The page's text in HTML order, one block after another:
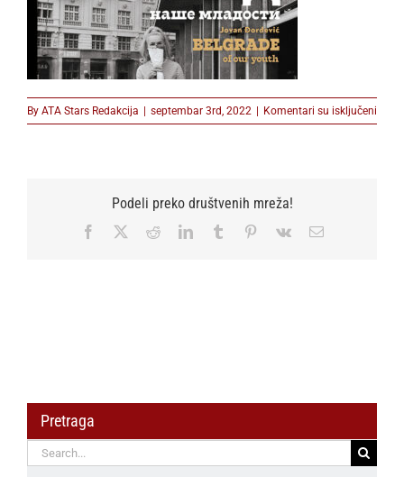
By ATA Stars Redakcija | septembar 3rd, 2022 | Komentari su isključeni
Podeli preko društvenih mreža!
Facebook RedditLinkedInTumblr Pinterest
Vk Email
Pretraga
Search
for: